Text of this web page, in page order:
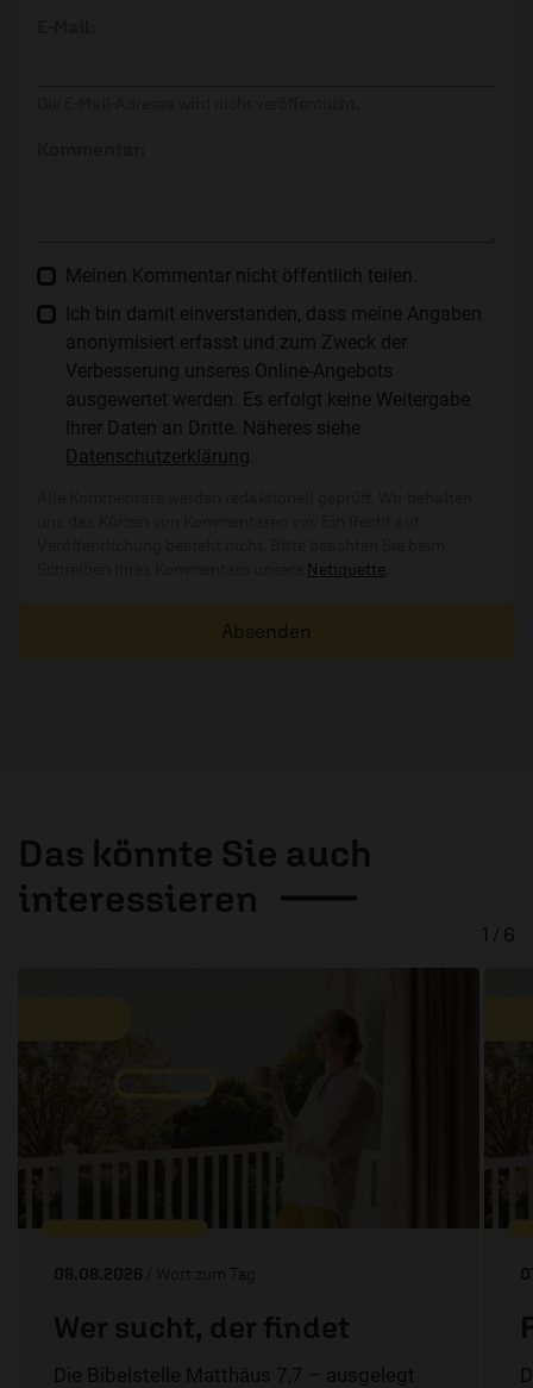
Meinen Kommentar nicht öffentlich teilen.
Ich bin damit einverstanden, dass meine Angaben
anonymisiert erfasst und zum Zweck der
Verbesserung unseres Online-Angebots
ausgewertet werden. Es erfolgt keine Weitergabe
Ihrer Daten an Dritte. Näheres siehe
Datenschutzerklärung
Netiquette
Absenden
Das könnte Sie auch
interessieren
08.08.2026 / Wort zum Tag
Wer sucht, der findet
Die Bibelstelle Matthäus 7,7 – ausgelegt
1 / 6